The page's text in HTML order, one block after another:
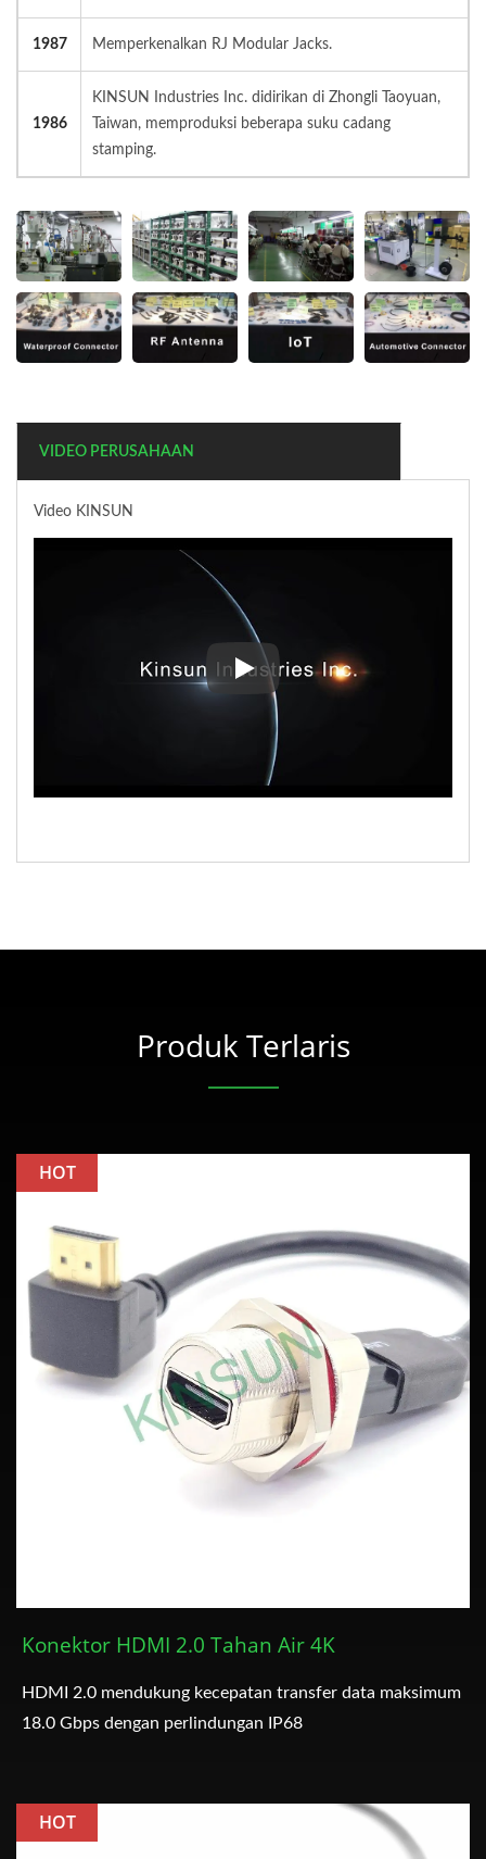
1987 Memperkenalkan RJ Modular Jacks.
1986
KINSUN Industries Inc. didirikan di Zhongli Taoyuan,
Taiwan, memproduksi beberapa suku cadang
stamping.
VIDEO PERUSAHAAN
Video KINSUN
Video KINSUN
Produk Terlaris
HOT
Konektor HDMI 2.0 Tahan Air 4K
HDMI 2.0 mendukung kecepatan transfer data maksimum
18.0 Gbps dengan perlindungan IP68
HOT